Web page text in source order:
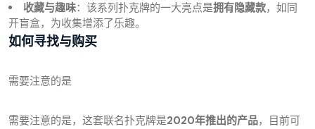
收藏与趣味：该系列扑克牌的一大亮点是拥有隐藏款，如同
开盲盒，为收集增添了乐趣。
如何寻找与购买
需要注意的是
需要注意的是，这套联名扑克牌是2020年推出的产品，目前可